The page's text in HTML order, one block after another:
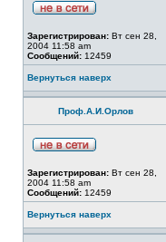
Зарегистрирован: Вт сен 28,
2004 11:58 am
Сообщений: 12459
Вернуться наверх
Проф.А.И.Орлов
Зарегистрирован: Вт сен 28,
2004 11:58 am
Сообщений: 12459
Вернуться наверх